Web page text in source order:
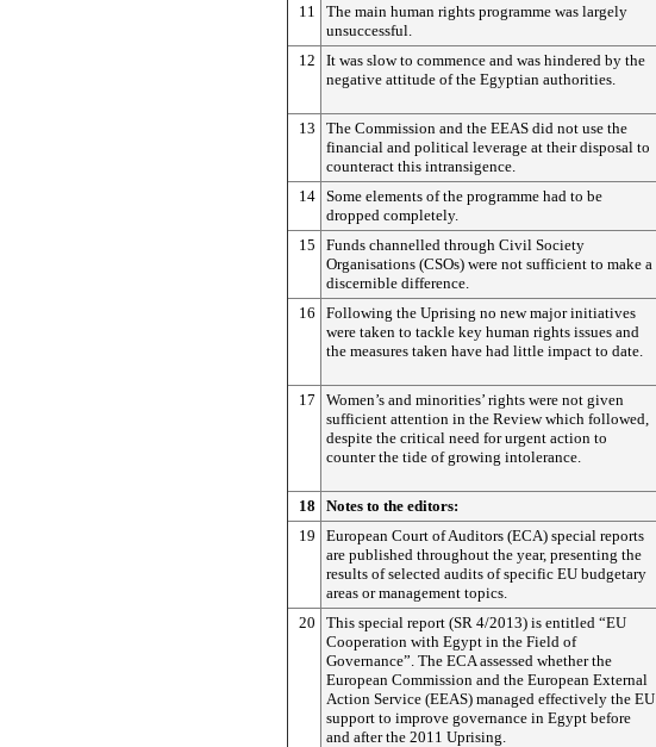
11
The main human rights programme was largely
unsuccessful.
12
It was slow to commence and was hindered by the
negative attitude of the Egyptian authorities.
13
The Commission and the EEAS did not use the
financial and political leverage at their disposal to
counteract this intransigence.
14 Some elements of the programme had to be
dropped completely.
15
Funds channelled through Civil Society
Organisations (CSOs) were not sufficient to make a
discernible difference.
16
Following the Uprising no new major initiatives
were taken to tackle key human rights issues and
the measures taken have had little impact to date.
17
Women’s and minorities’ rights were not given
sufficient attention in the Review which followed,
despite the critical need for urgent action to
counter the tide of growing intolerance.
18
Notes to the editors:
19
European Court of Auditors (ECA) special reports
are published throughout the year, presenting the
results of selected audits of specific EU budgetary
areas or management topics.
20
This special report (SR 4/2013) is entitled “EU
Cooperation with Egypt in the Field of
Governance”. The ECA assessed whether the
European Commission and the European External
Action Service (EEAS) managed effectively the EU
support to improve governance in Egypt before
and after the 2011 Uprising.